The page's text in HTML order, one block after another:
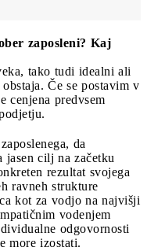
zaposleni? Kaj
tako tudi idealni ali
Če se postavim v
cenjena predvsem
da
jasen cilj na začetku
rezultat svojega
ravneh strukture
kot za vodjo na najvišji
vodenjem
odgovornosti
more izostati.